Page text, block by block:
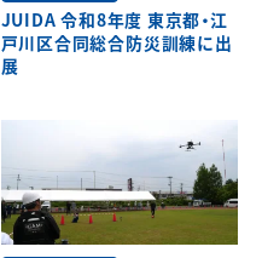
JUIDA 令和8年度 東京都・江
戸川区合同総合防災訓練に出
展